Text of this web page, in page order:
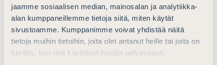
jaamme sosiaalisen median, mainosalan ja analytiikka-
alan kumppaneillemme tietoja siitä, miten käytät
sivustoamme. Kumppanimme voivat yhdistää näitä
tietoja muihin tietoihin, joita olet antanut heille tai joita on
kerätty, kun olet käyttänyt heidän palvelujaan.
Perusteet, joihin ehdotuksessa on viitattu naisvankien
sijoittamiseksi Kuopion vankilaan, ovat hyväksyttävät.
Siltä osin kuin ehdotuksessa on viitattu vankikuljetuksiin
ja siihen, että Kuopiossa sijaitsevat Pohjois-Savon